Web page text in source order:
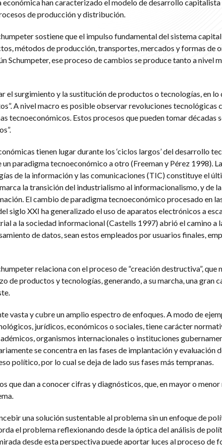
han caracterizado el modelo de desarrollo capitalista
de producción y distribución.
sostiene que el impulso fundamental del sistema
métodos de producción, transportes, mercados y formas de
Schumpeter, ese proceso de cambios se produce tanto a nivel
el surgimiento y la sustitución de productos o tecnologías, en lo
A nivel macro es posible observar revoluciones tecnológicas
tecnoeconómicos. Estos procesos que pueden tomar décadas
tienen lugar durante los ‘ciclos largos’ del desarrollo
paradigma tecnoeconómico a otro (Freeman y Pérez 1998).
de la información y las comunicaciones (TIC) constituye el
la transición del industrialismo al informacionalismo, y de
El cambio de paradigma tecnoeconómico procesado en
siglo XXI ha generalizado el uso de aparatos electrónicos a
a la sociedad informacional (Castells 1997) abrió el camino a
de datos, sean estos empleados por usuarios finales,
relaciona con el proceso de “creación destructiva”, que
de productos y tecnologías, generando, a su marcha, una gran
vasta y cubre un amplio espectro de enfoques. A modo de
jurídicos, económicos o sociales, tiene carácter
organismos internacionales o instituciones
se concentra en las fases de implantación y evaluación
político, por lo cual se deja de lado sus fases más tempranas.
que dan a conocer cifras y diagnósticos, que, en mayor o menor
una solución sustentable al problema sin un enfoque de
el problema reflexionando desde la óptica del análisis de
desde esta perspectiva puede aportar luces al proceso de